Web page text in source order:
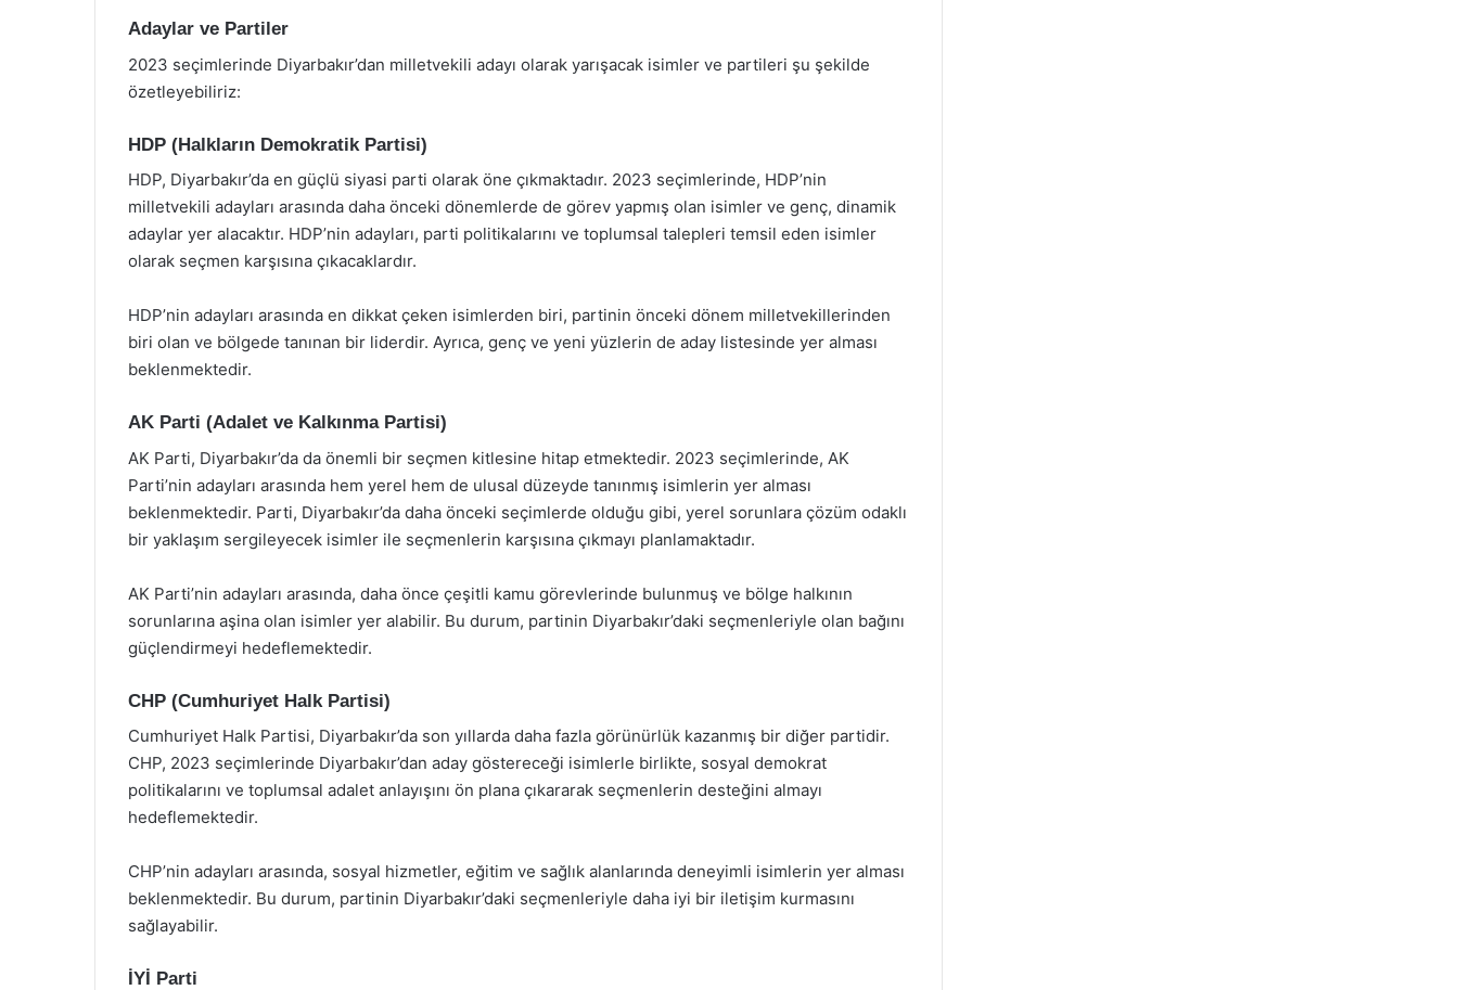
Adaylar ve Partiler
2023 seçimlerinde Diyarbakır’dan milletvekili adayı olarak yarışacak isimler ve partileri şu şekilde
özetleyebiliriz:
HDP (Halkların Demokratik Partisi)
HDP, Diyarbakır’da en güçlü siyasi parti olarak öne çıkmaktadır. 2023 seçimlerinde, HDP’nin
milletvekili adayları arasında daha önceki dönemlerde de görev yapmış olan isimler ve genç, dinamik
adaylar yer alacaktır. HDP’nin adayları, parti politikalarını ve toplumsal talepleri temsil eden isimler
olarak seçmen karşısına çıkacaklardır.
HDP’nin adayları arasında en dikkat çeken isimlerden biri, partinin önceki dönem milletvekillerinden
biri olan ve bölgede tanınan bir liderdir. Ayrıca, genç ve yeni yüzlerin de aday listesinde yer alması
beklenmektedir.
AK Parti (Adalet ve Kalkınma Partisi)
AK Parti, Diyarbakır’da da önemli bir seçmen kitlesine hitap etmektedir. 2023 seçimlerinde, AK
Parti’nin adayları arasında hem yerel hem de ulusal düzeyde tanınmış isimlerin yer alması
beklenmektedir. Parti, Diyarbakır’da daha önceki seçimlerde olduğu gibi, yerel sorunlara çözüm odaklı
bir yaklaşım sergileyecek isimler ile seçmenlerin karşısına çıkmayı planlamaktadır.
AK Parti’nin adayları arasında, daha önce çeşitli kamu görevlerinde bulunmuş ve bölge halkının
sorunlarına aşina olan isimler yer alabilir. Bu durum, partinin Diyarbakır’daki seçmenleriyle olan bağını
güçlendirmeyi hedeflemektedir.
CHP (Cumhuriyet Halk Partisi)
Cumhuriyet Halk Partisi, Diyarbakır’da son yıllarda daha fazla görünürlük kazanmış bir diğer partidir.
CHP, 2023 seçimlerinde Diyarbakır’dan aday göstereceği isimlerle birlikte, sosyal demokrat
politikalarını ve toplumsal adalet anlayışını ön plana çıkararak seçmenlerin desteğini almayı
hedeflemektedir.
CHP’nin adayları arasında, sosyal hizmetler, eğitim ve sağlık alanlarında deneyimli isimlerin yer alması
beklenmektedir. Bu durum, partinin Diyarbakır’daki seçmenleriyle daha iyi bir iletişim kurmasını
sağlayabilir.
İYİ Parti